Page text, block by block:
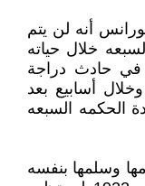
الأولى 1926 صرّح لورانس أنه لن يتم
خلال حياته
قتل في حادث دراجة
وهو بعمر 46 سنه . وخلال أسابيع بعد
الحكمه السبعه
وسلمها بنفسه